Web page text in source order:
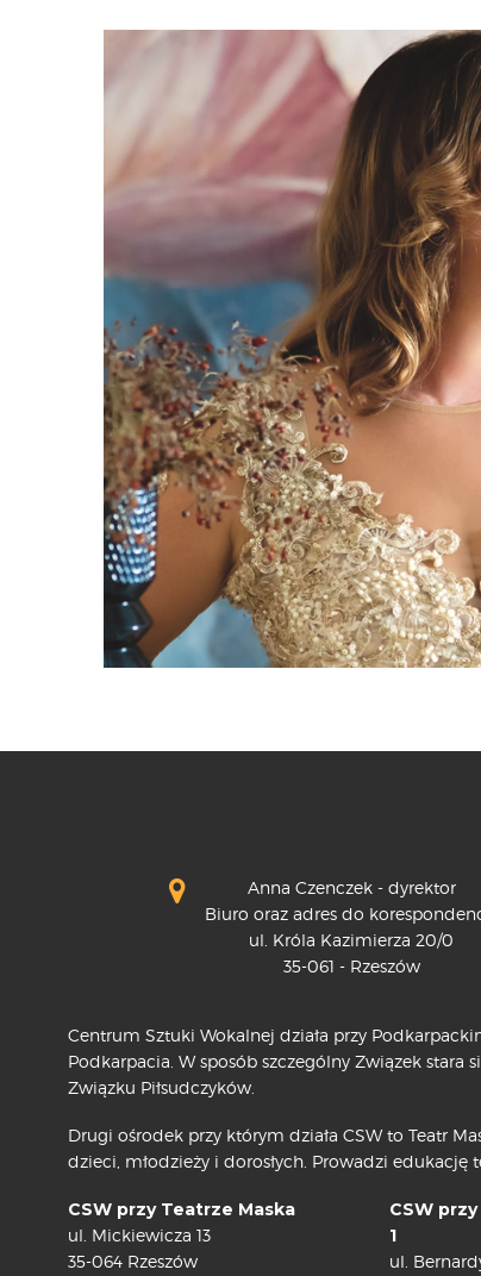
Anna Czenczek - dyrektor
Biuro oraz adres do
ul. Króla Kazimierza 20/0
35-061 - Rzeszów
Centrum Sztuki Wokalnej działa przy
Podkarpacia. W sposób szczególny Związek stara
Związku Piłsudczyków.
Drugi ośrodek przy którym działa CSW to Teatr
dzieci, młodzieży i dorosłych. Prowadzi edukację
CSW przy Teatrze Maska
ul. Mickiewicza 13
35-064 Rzeszów
CSW
1
ul.